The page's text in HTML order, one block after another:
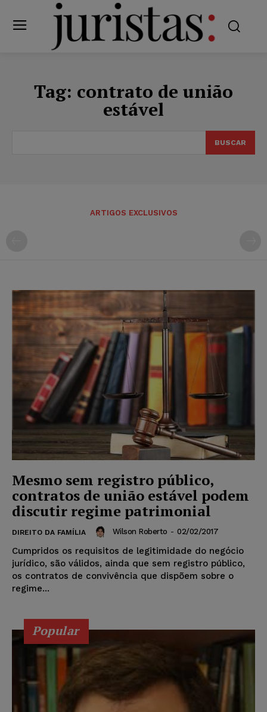
Tag: contrato de união
estável
BUSCAR
ARTIGOS EXCLUSIVOS
Mesmo sem registro público,
contratos de união estável podem
discutir regime patrimonial
DIREITO DA FAMÍLIA Wilson Roberto - 02/02/2017
Cumpridos os requisitos de legitimidade do negócio
jurídico, são válidos, ainda que sem registro público,
os contratos de convivência que dispõem sobre o
regime...
Popular